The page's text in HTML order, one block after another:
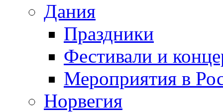
Дания
Праздники
Фестивали и
Мероприятия в
Норвегия